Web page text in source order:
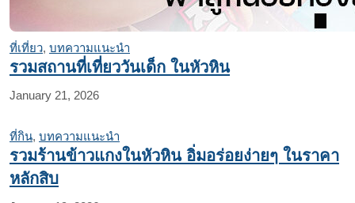
ที่เที่ยว, บทความแนะนำ
รวมสถานที่เที่ยววันเด็ก ในหัวหิน
January 21, 2026
ที่กิน, บทความแนะนำ
รวมร้านข้าวแกงในหัวหิน อิ่มอร่อยง่ายๆ ในราคา
หลักสิบ